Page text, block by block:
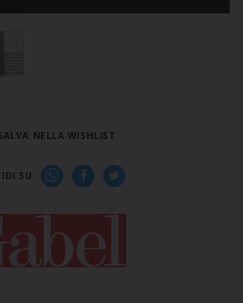
NELLA WISHLIST
SU